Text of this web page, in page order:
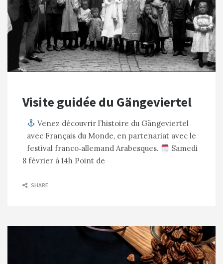
Visite guidée du Gängeviertel
Venez découvrir l’histoire du Gängeviertel
avec Français du Monde, en partenariat avec le
festival franco‑allemand Arabesques.
​Samedi
8 février à 14h Point de
SHARE